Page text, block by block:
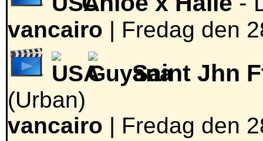
vancairo | Fredag den
Saint Jhn
(Urban)
vancairo | Fredag den